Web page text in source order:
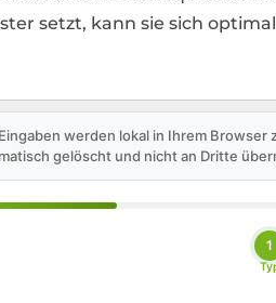
setzt, kann sie sich
werden lokal in Ihrem
gelöscht und nicht an Dritte
1